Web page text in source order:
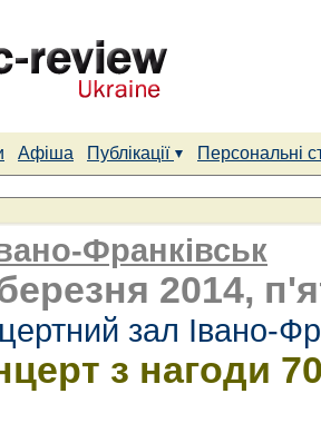
Афіша Публікації
Персональні
Франківськ
2014,
зал Івано-
з нагоди